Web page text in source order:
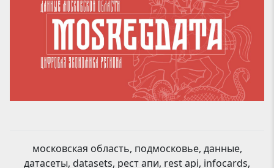
московская область, подмосковье, данные,
датасеты, datasets, рест апи, rest api, infocards,